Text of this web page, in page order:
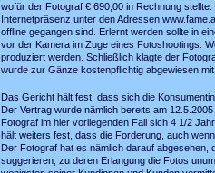
wofür der Fotograf € 690,00 in Rechnung
Internetpräsenz unter den Adressen
offline gegangen sind. Erlernt werden sollte in
vor der Kamera im Zuge eines Fotoshootings.
produziert werden. Schließlich klagte der
wurde zur Gänze kostenpflichtig abgewiesen
Das Gericht hält fest, dass sich die
Der Vertrag wurde nämlich bereits am
Fotograf im hier vorliegenden Fall sich 4 1/2
hält weiters fest, dass die Forderung, auch
Der Fotograf hat es nämlich darauf abgesehen,
suggerieren, zu deren Erlangung die Fotos